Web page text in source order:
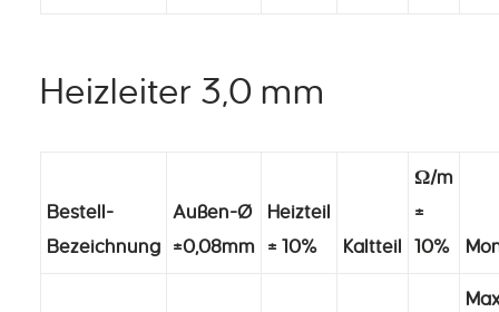
Heizleiter 3,0 mm
Bestell-
Bezeichnung
Außen-Ø
±0,08mm
Heizteil
± 10%
Kaltteil
Ω/m
±
10%